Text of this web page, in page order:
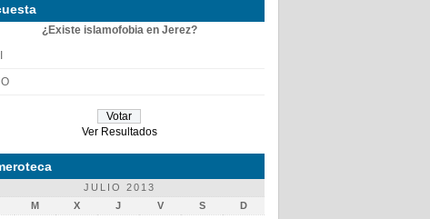
¿Existe islamofobia en Jerez?
Ver Resultados
JULIO 2013
M X J V S D